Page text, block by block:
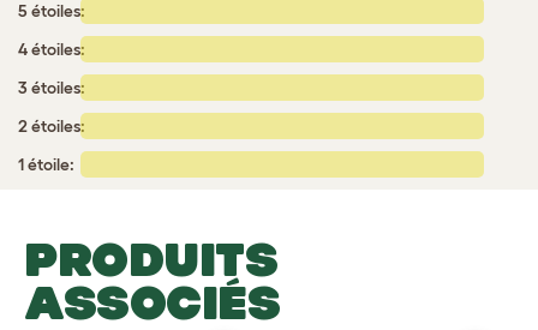
5 étoiles:
4 étoiles:
3 étoiles:
2 étoiles:
1 étoile:
PRODUITS
ASSOCIÉS